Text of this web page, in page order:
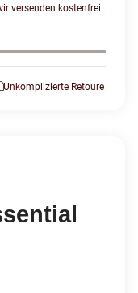
versenden kostenfrei
Unkomplizierte Retoure